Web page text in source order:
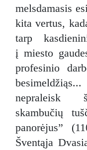
melsdamasis
kita vertus,
tarp
į miesto
profesinio
nepraleisk
skambučių
panorėjus”
Šventąja